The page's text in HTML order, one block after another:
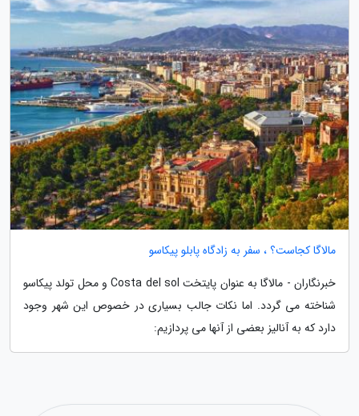
مالاگا کجاست؟ ، سفر به زادگاه پابلو پیکاسو
خبرنگاران - مالاگا به عنوان پایتخت Costa del sol و محل تولد پیکاسو
شناخته می گردد. اما نکات جالب بسیاری در خصوص این شهر وجود
دارد که به آنالیز بعضی از آنها می پردازیم: